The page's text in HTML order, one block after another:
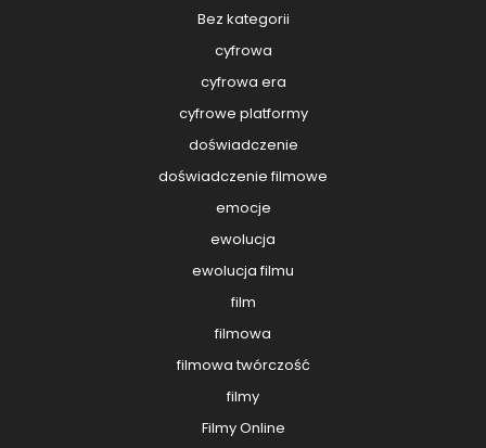
Bez kategorii
cyfrowa
cyfrowa era
cyfrowe platformy
doświadczenie
doświadczenie filmowe
emocje
ewolucja
ewolucja filmu
film
filmowa
filmowa twórczość
filmy
Filmy Online